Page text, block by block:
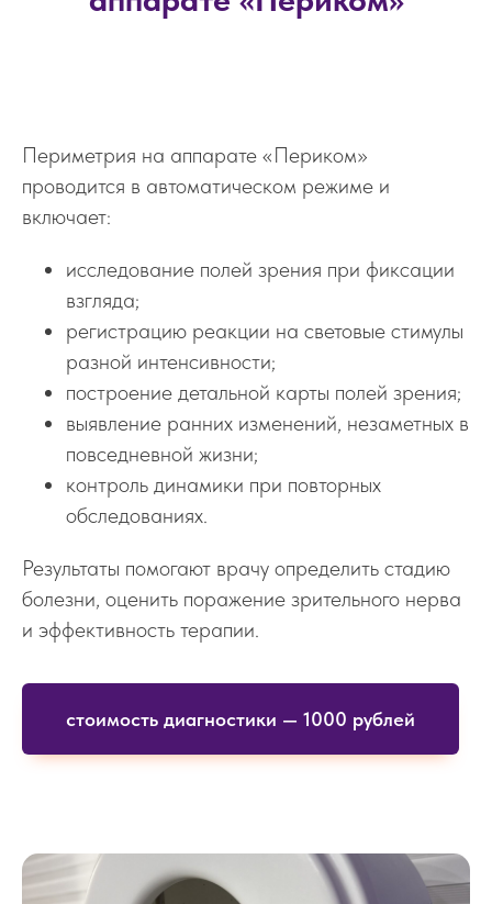
Периметрия на аппарате «Периком»
проводится в автоматическом режиме и
включает:
исследование полей зрения при фиксации
взгляда;
регистрацию реакции на световые стимулы
разной интенсивности;
построение детальной карты полей зрения;
выявление ранних изменений, незаметных в
повседневной жизни;
контроль динамики при повторных
обследованиях.
Результаты помогают врачу определить стадию
болезни, оценить поражение зрительного нерва
и эффективность терапии.
стоимость диагностики — 1000 рублей